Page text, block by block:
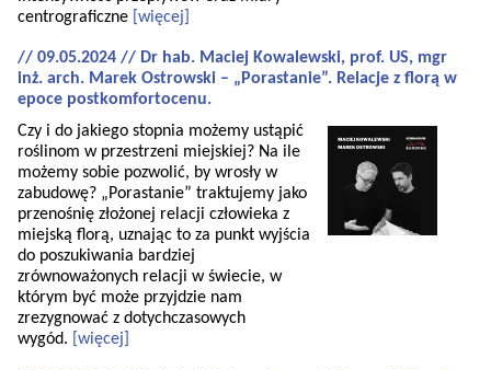
centrograficzne [więcej]
// 09.05.2024 // Dr hab. Maciej Kowalewski, prof. US, mgr
inż. arch. Marek Ostrowski – „Porastanie”. Relacje z florą w
epoce postkomfortocenu.
Czy i do jakiego stopnia możemy ustąpić
roślinom w przestrzeni miejskiej? Na ile
możemy sobie pozwolić, by wrosły w
zabudowę? „Porastanie” traktujemy jako
przenośnię złożonej relacji człowieka z
miejską florą, uznając to za punkt wyjścia
do poszukiwania bardziej
zrównoważonych relacji w świecie, w
którym być może przyjdzie nam
zrezygnować z dotychczasowych
wygód.
[więcej]